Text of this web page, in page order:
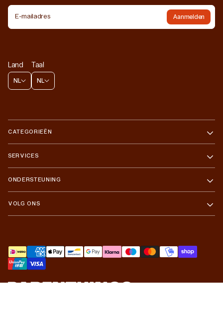
Land
NL
Taal
NL
CATEGORIEËN
SERVICES
ONDERSTEUNING
VOLG ONS
E-mailadres Aanmelden
Betaalmethoden